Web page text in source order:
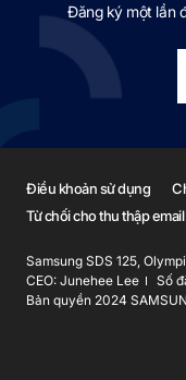
Đăng ký một lần
Samsung SDS 125,
CEO: Junehee Lee
Số
Bản quyền 2024
Điều khoản sử dụng
Từ chối cho thu thập email